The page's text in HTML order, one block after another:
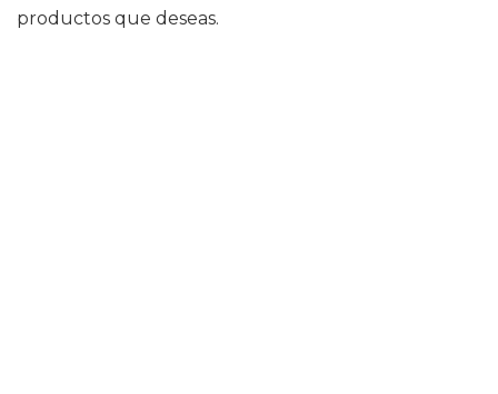
productos que deseas.